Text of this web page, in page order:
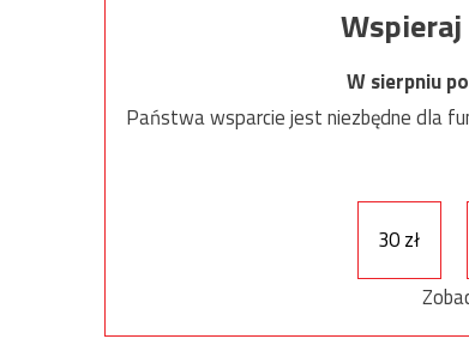
Wspieraj
W sierpniu
Państwa wsparcie jest niezbędne dla
30 zł